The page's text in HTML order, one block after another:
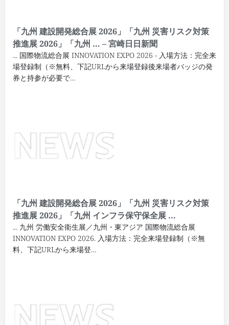
「九州 建設開発総合展 2026」「九州 災害リスク対策
推進展 2026」「九州 … – 宮崎日日新聞
... 国際物流総合展 INNOVATION EXPO 2026 - 入場方法：完全来
場登録制（※無料、下記URLから来場登録後来場者バッジの発
券と持参が必要で…
「九州 建設開発総合展 2026」「九州 災害リスク対策
推進展 2026」「九州 インフラ保守保全展 …
... 九州 労働安全衛生展／九州・東アジア 国際物流総合展
INNOVATION EXPO 2026. 入場方法：完全来場登録制（※無
料、下記URLから来場登…